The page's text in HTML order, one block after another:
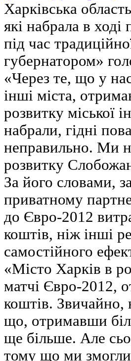
Харківська
які набрала в
під час
губернатором»
«Через те, що у
інші міста,
розвитку міської
набрали, гідні
неправильно. Ми
розвитку
За його словами,
приватному
до Євро-2012
коштів, ніж інші
самостійного
«Місто Харків в
матчі Євро-2012,
коштів. Звичайно,
що, отримавши
ще більше. Але
тому що ми змогли